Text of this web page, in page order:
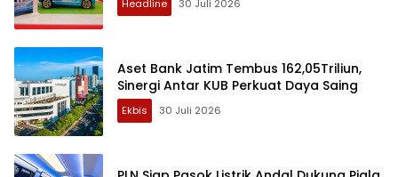
Headline 30 Juli 2026
Aset Bank Jatim Tembus 162,05Triliun,
Sinergi Antar KUB Perkuat Daya Saing
Ekbis 30 Juli 2026